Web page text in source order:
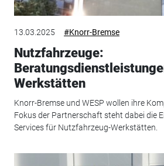
13.03.2025 #Knorr-Bremse
Nutzfahrzeuge:
Werkstätten
Knorr-Bremse und WESP wollen ihre
Fokus der Partnerschaft steht dabei die
Services für Nutzfahrzeug-Werkstätten.